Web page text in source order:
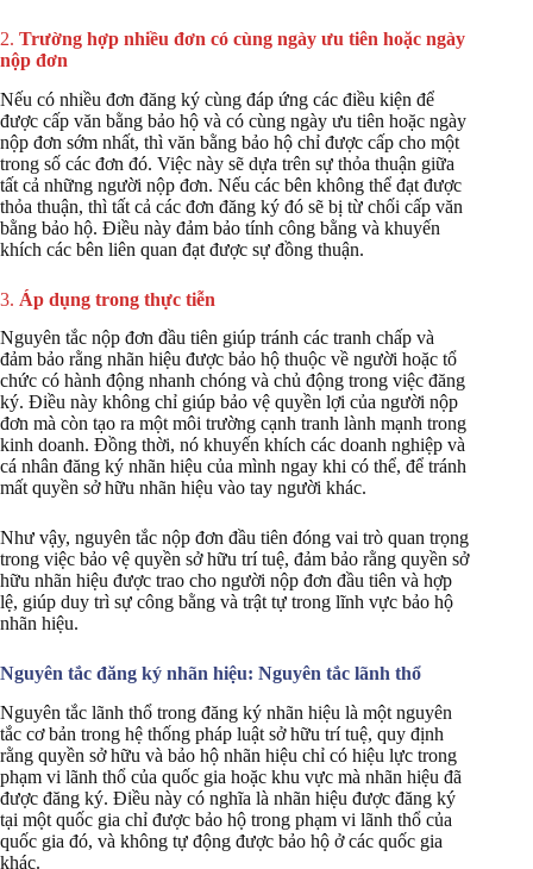
2. Trường hợp nhiều đơn có cùng ngày ưu tiên hoặc ngày
nộp đơn
Nếu có nhiều đơn đăng ký cùng đáp ứng các điều kiện để
được cấp văn bằng bảo hộ và có cùng ngày ưu tiên hoặc ngày
nộp đơn sớm nhất, thì văn bằng bảo hộ chỉ được cấp cho một
trong số các đơn đó. Việc này sẽ dựa trên sự thỏa thuận giữa
tất cả những người nộp đơn. Nếu các bên không thể đạt được
thỏa thuận, thì tất cả các đơn đăng ký đó sẽ bị từ chối cấp văn
bằng bảo hộ. Điều này đảm bảo tính công bằng và khuyến
khích các bên liên quan đạt được sự đồng thuận.
3. Áp dụng trong thực tiễn
Nguyên tắc nộp đơn đầu tiên giúp tránh các tranh chấp và
đảm bảo rằng nhãn hiệu được bảo hộ thuộc về người hoặc tổ
chức có hành động nhanh chóng và chủ động trong việc đăng
ký. Điều này không chỉ giúp bảo vệ quyền lợi của người nộp
đơn mà còn tạo ra một môi trường cạnh tranh lành mạnh trong
kinh doanh. Đồng thời, nó khuyến khích các doanh nghiệp và
cá nhân đăng ký nhãn hiệu của mình ngay khi có thể, để tránh
mất quyền sở hữu nhãn hiệu vào tay người khác.
Như vậy, nguyên tắc nộp đơn đầu tiên đóng vai trò quan trọng
trong việc bảo vệ quyền sở hữu trí tuệ, đảm bảo rằng quyền sở
hữu nhãn hiệu được trao cho người nộp đơn đầu tiên và hợp
lệ, giúp duy trì sự công bằng và trật tự trong lĩnh vực bảo hộ
nhãn hiệu.
Nguyên tắc đăng ký nhãn hiệu: Nguyên tắc lãnh thổ
Nguyên tắc lãnh thổ trong đăng ký nhãn hiệu là một nguyên
tắc cơ bản trong hệ thống pháp luật sở hữu trí tuệ, quy định
rằng quyền sở hữu và bảo hộ nhãn hiệu chỉ có hiệu lực trong
phạm vi lãnh thổ của quốc gia hoặc khu vực mà nhãn hiệu đã
được đăng ký. Điều này có nghĩa là nhãn hiệu được đăng ký
tại một quốc gia chỉ được bảo hộ trong phạm vi lãnh thổ của
quốc gia đó, và không tự động được bảo hộ ở các quốc gia
khác.